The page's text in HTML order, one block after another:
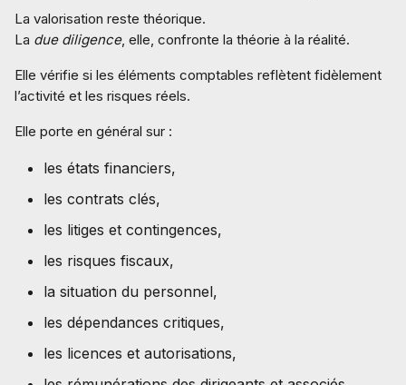
La valorisation reste théorique.
La due diligence, elle, confronte la théorie à la réalité.
Elle vérifie si les éléments comptables reflètent fidèlement
l’activité et les risques réels.
Elle porte en général sur :
les états financiers,
les contrats clés,
les litiges et contingences,
les risques fiscaux,
la situation du personnel,
les dépendances critiques,
les licences et autorisations,